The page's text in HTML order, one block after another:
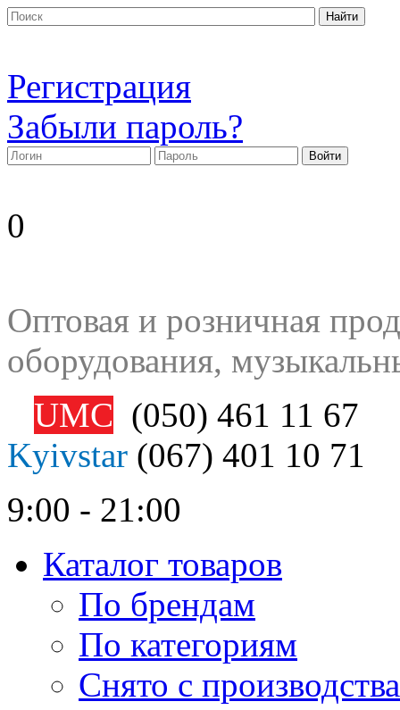
Регистрация
Забыли пароль?
0
Оптовая и розничная
оборудования,
UMC (050) 461 11 67
Kyivstar (067) 401 10 71
9:00 - 21:00
Каталог товаров
По брендам
По категориям
Снято с производства